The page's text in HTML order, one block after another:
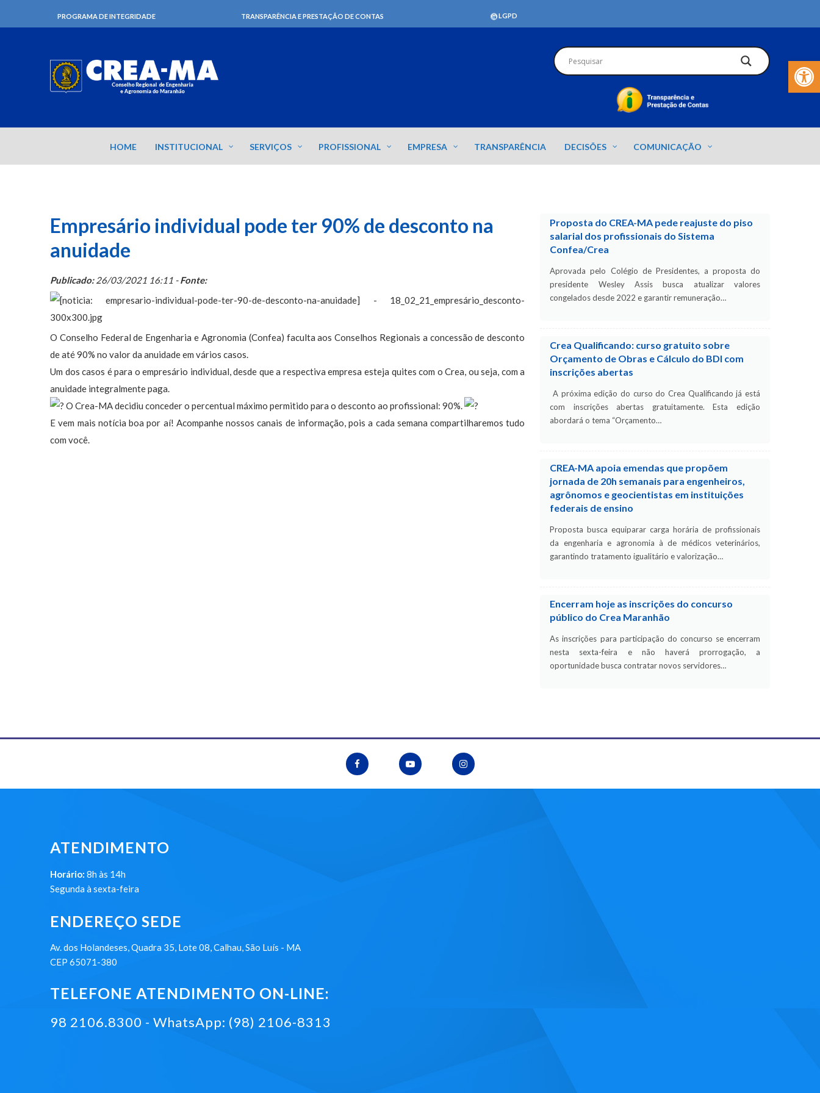
Barra de
PROGRAMA DE INTEGRIDADE TRANSPARÊNCIA E PRESTAÇÃO DE CONTAS LGPD
HOME INSTITUCIONAL SERVIÇOS PROFISSIONAL EMPRESA TRANSPARÊNCIA DECISÕES COMUNICAÇÃO
Empresário individual pode ter 90% de desconto na
anuidade
Publicado:26/03/2021 16:11 -Fonte:
O Conselho Federal de Engenharia e Agronomia (Confea) faculta aos Conselhos Regionais a concessão de desconto
de até 90% no valor da anuidade em vários casos.
Um dos casos é para o empresário individual, desde que a respectiva empresa esteja quites com o Crea, ou seja, com a
anuidade integralmente paga.
O Crea-MA decidiu conceder o percentual máximo permitido para o desconto ao profissional: 90%.
E vem mais notícia boa por aí! Acompanhe nossos canais de informação, pois a cada semana compartilharemos tudo
com você.
Proposta do CREA-MA pede reajuste do piso
salarial dos profissionais do Sistema
Confea/Crea
Aprovada pelo Colégio de Presidentes, a proposta do
presidente Wesley Assis busca atualizar valores
congelados desde 2022 e garantir remuneração…
Crea Qualificando: curso gratuito sobre
Orçamento de Obras e Cálculo do BDI com
inscrições abertas
A próxima edição do curso do Crea Qualificando já está
com inscrições abertas gratuitamente. Esta edição
abordará o tema “Orçamento…
CREA-MA apoia emendas que propõem
jornada de 20h semanais para engenheiros,
agrônomos e geocientistas em instituições
federais de ensino
Proposta busca equiparar carga horária de profissionais
da engenharia e agronomia à de médicos veterinários,
garantindo tratamento igualitário e valorização…
Encerram hoje as inscrições do concurso
público do Crea Maranhão
As inscrições para participação do concurso se encerram
nesta sexta-feira e não haverá prorrogação, a
oportunidade busca contratar novos servidores…
ATENDIMENTO
Horário: 8h às 14h
Segunda à sexta-feira
ENDEREÇO SEDE
Av. dos Holandeses, Quadra 35, Lote 08, Calhau, São Luís - MA
CEP 65071-380
TELEFONE ATENDIMENTO ON-LINE:
98 2106.8300 - WhatsApp: (98) 2106-8313